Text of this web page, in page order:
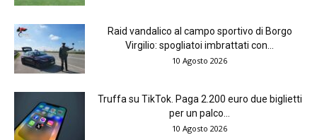
Raid vandalico al campo sportivo di Borgo
Virgilio: spogliatoi imbrattati con...
10 Agosto 2026
Truffa su TikTok. Paga 2.200 euro due biglietti
per un palco...
10 Agosto 2026